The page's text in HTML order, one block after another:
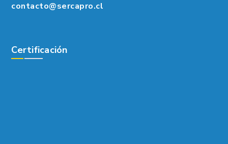
contacto@sercapro.cl
Certificación